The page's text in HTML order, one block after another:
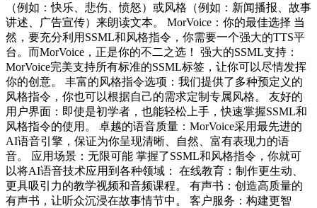
（例如：快乐、悲伤、愤怒）或风格（例如：新闻播报、故事
讲述、广告宣传）来朗读文本。 MorVoice：你的最佳选择 当
然，要充分利用SSML和风格指令，你需要一个强大的TTS平
台。而MorVoice，正是你的不二之选！ 强大的SSML支持：
MorVoice完美支持所有标准的SSML标签，让你可以尽情发挥
你的创意。 丰富的风格指令选项：我们提供了多种预定义的
风格指令，你也可以根据自己的需求定制专属风格。 友好的
用户界面：即使是初学者，也能轻松上手，快速掌握SSML和
风格指令的使用。 卓越的语音质量：MorVoice采用最先进的
AI语音引擎，保证为你呈现清晰、自然、富有表现力的语
音。 应用场景：无限可能 掌握了SSML和风格指令，你就可
以将AI语音技术应用到各种领域： 在线教育：制作更生动、
更具吸引力的教学视频和音频课程。 有声书：创造高质量的
有声书，让听众沉浸在故事情节中。 客户服务：构建更智